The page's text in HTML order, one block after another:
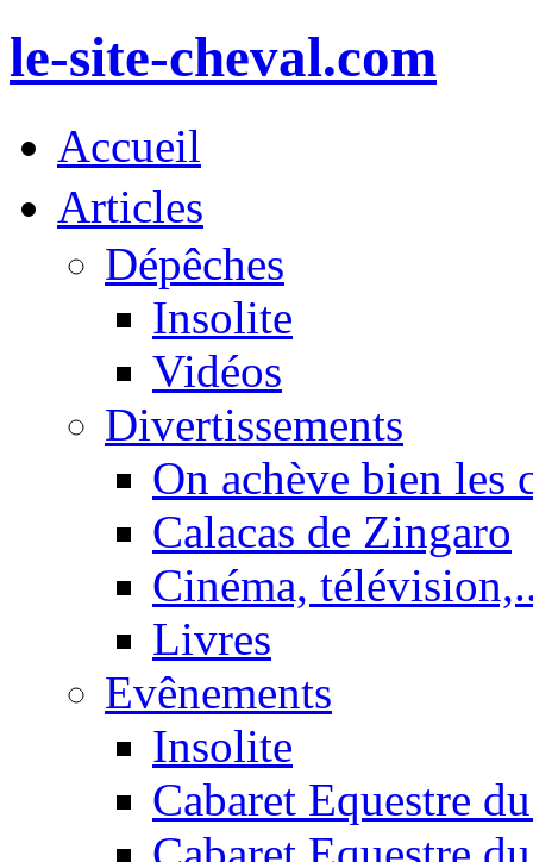
le-site-cheval.com
Accueil
Articles
Dépêches
Insolite
Vidéos
Divertissements
On achève bien les
Calacas de Zingaro
Cinéma,
Livres
Evênements
Insolite
Cabaret Equestre